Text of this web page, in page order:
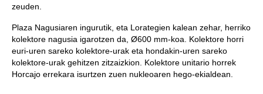
zeuden.
Plaza Nagusiaren ingurutik, eta Lorategien kalean zehar, herriko
kolektore nagusia igarotzen da, Ø600 mm-koa. Kolektore horri
euri-uren sareko kolektore-urak eta hondakin-uren sareko
kolektore-urak gehitzen zitzaizkion. Kolektore unitario horrek
Horcajo errekara isurtzen zuen nukleoaren hego-ekialdean.